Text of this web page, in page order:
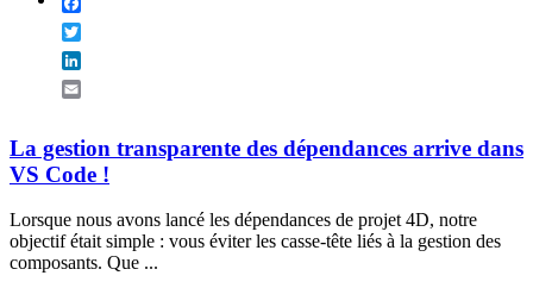
La gestion transparente des dépendances arrive dans
VS Code !
Lorsque nous avons lancé les dépendances de projet 4D, notre
objectif était simple : vous éviter les casse-tête liés à la gestion des
composants. Que ...